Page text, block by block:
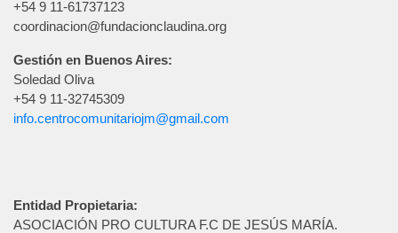
+54 9 11-61737123
coordinacion@fundacionclaudina.org
Gestión en Buenos Aires:
Soledad Oliva
+54 9 11-32745309
info.centrocomunitariojm@gmail.com
Entidad Propietaria:
ASOCIACIÓN PRO CULTURA F.C DE JESÚS MARÍA.